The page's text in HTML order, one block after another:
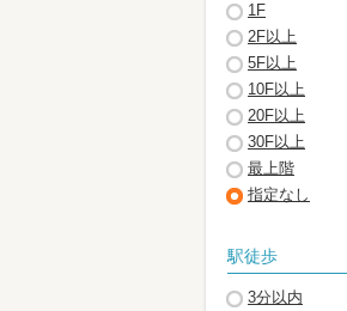
1F
2F以上
5F以上
10F以上
20F以上
30F以上
最上階
指定なし
駅徒歩
3分以内